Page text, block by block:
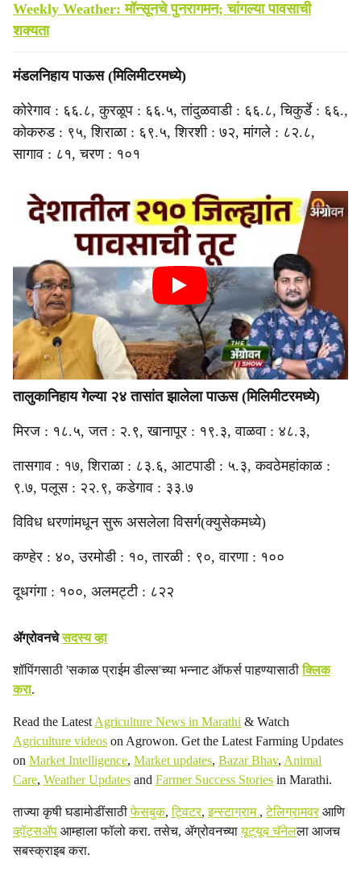
Weekly Weather: मॉन्सूनचे पुनरागमन; चांगल्या पावसाची
शक्यता
मंडलनिहाय पाऊस (मिलिमीटरमध्ये)
कोरेगाव : ६६.८, कुरळूप : ६६.५, तांदुळवाडी : ६६.८, चिकुर्डे : ६६.,
कोकरुड : ९५, शिराळा : ६९.५, शिरशी : ७२, मांगले : ८२.८,
सागाव : ८१, चरण : १०१
तालुकानिहाय गेल्या २४ तासांत झालेला पाऊस (मिलिमीटरमध्ये)
मिरज : १८.५, जत : २.९, खानापूर : १९.३, वाळवा : ४८.३,
तासगाव : १७, शिराळा : ८३.६, आटपाडी : ५.३, कवठेमहांकाळ :
९.७, पलूस : २२.९, कडेगाव : ३३.७
विविध धरणांमधून सुरू असलेला विसर्ग(क्युसेकमध्ये)
कण्हेर : ४०, उरमोडी : १०, तारळी : ९०, वारणा : १००
दूधगंगा : १००, अलमट्टी : ८२२
ॲग्रोवनचेसदस्य व्हा
शॉपिंगसाठी 'सकाळ प्राईम डील्स'च्या भन्नाट ऑफर्स पाहण्यासाठीक्लिक
करा.
Read the Latest Agriculture News in Marathi & Watch
Agriculture videos on Agrowon. Get the Latest Farming Updates
on Market Intelligence, Market updates, Bazar Bhav, Animal
Care, Weather Updates and Farmer Success Stories in Marathi.
ताज्या कृषी घडामोडींसाठीफेसबुक,ट्विटर,इन्स्टाग्राम ,टेलिग्रामवरआणि
व्हॉट्सॲप आम्हाला फॉलो करा. तसेच, ॲग्रोवनच्यायूट्यूब चॅनेलला आजच
सबस्क्राइब करा.